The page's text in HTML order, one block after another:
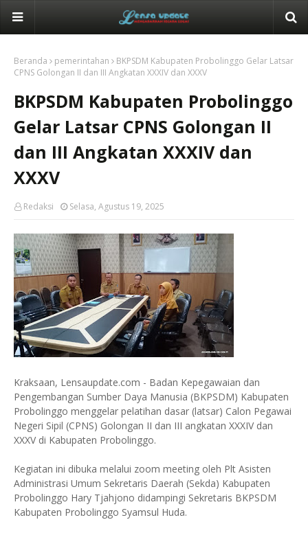
Beranda pemerintahan
BKPSDM Kabupaten Probolinggo Gelar Latsar
CPNS Golongan II dan III Angkatan XXXIV dan XXXV
BKPSDM Kabupaten Probolinggo
Gelar Latsar CPNS Golongan II
dan III Angkatan XXXIV dan
XXXV
Redaksi Selasa, Agustus 19, 2025
Kraksaan, Lensaupdate.com - Badan Kepegawaian dan
Pengembangan Sumber Daya Manusia (BKPSDM) Kabupaten
Probolinggo menggelar pelatihan dasar (latsar) Calon Pegawai
Negeri Sipil (CPNS) Golongan II dan III angkatan XXXIV dan
XXXV di Kabupaten Probolinggo.
Kegiatan ini dibuka melalui zoom meeting oleh Plt Asisten
Administrasi Umum Sekretaris Daerah (Sekda) Kabupaten
Probolinggo Hary Tjahjono didampingi Sekretaris BKPSDM
Kabupaten Probolinggo Syamsul Huda.